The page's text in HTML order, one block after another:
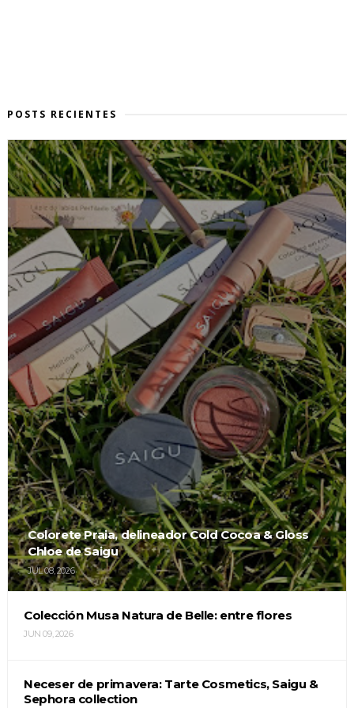
POSTS RECIENTES
Colorete Praia, delineador Cold Cocoa & Gloss
Chloe de Saigu
JUL 08, 2026
Colección Musa Natura de Belle: entre flores
JUN 09, 2026
Neceser de primavera: Tarte Cosmetics, Saigu &
Sephora collection